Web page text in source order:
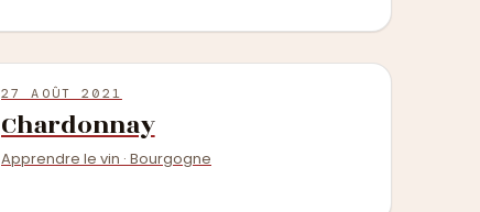
27 AOÛT 2021
Chardonnay
Apprendre le vin · Bourgogne